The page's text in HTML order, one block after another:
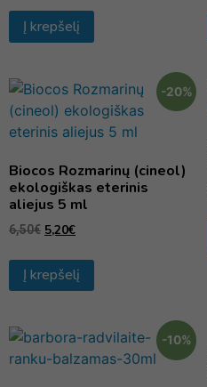
Į krepšelį
-20%
Biocos Rozmarinų (cineol)
ekologiškas eterinis
aliejus 5 ml
6,50€ 5,20€
Į krepšelį
-10%